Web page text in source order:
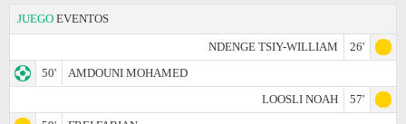
JUEGO EVENTOS
NDENGE TSIY-WILLIAM
26'
50'
AMDOUNI MOHAMED
LOOSLI NOAH
57'